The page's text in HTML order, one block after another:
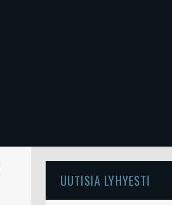
UUTISIA LYHYESTI